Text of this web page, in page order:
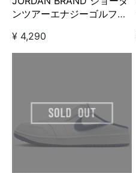
ンツアーエナジーゴルフグ
¥ 4,290